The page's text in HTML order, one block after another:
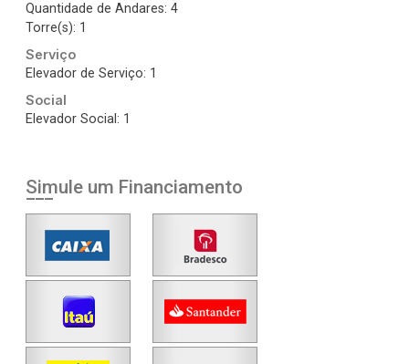
Quantidade de Andares: 4
Torre(s): 1
Serviço
Elevador de Serviço: 1
Social
Elevador Social: 1
Simule um Financiamento